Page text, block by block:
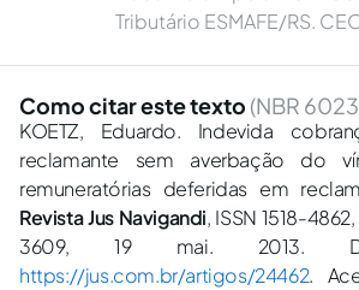
Tributário ESMAFE/RS.
Como citar este texto (NBR
KOETZ, Eduardo. Indevida
reclamante sem averbação do
remuneratórias deferidas em
Revista Jus Navigandi, ISSN 1518-
3609, 19 mai. 2013.
https://jus.com.br/artigos/24462.